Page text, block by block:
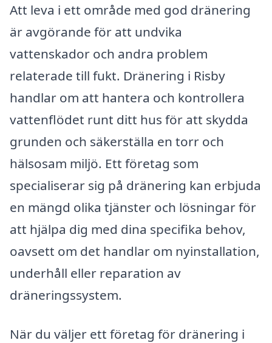
Att leva i ett område med god dränering
är avgörande för att undvika
vattenskador och andra problem
relaterade till fukt. Dränering i Risby
handlar om att hantera och kontrollera
vattenflödet runt ditt hus för att skydda
grunden och säkerställa en torr och
hälsosam miljö. Ett företag som
specialiserar sig på dränering kan erbjuda
en mängd olika tjänster och lösningar för
att hjälpa dig med dina specifika behov,
oavsett om det handlar om nyinstallation,
underhåll eller reparation av
dräneringssystem.
När du väljer ett företag för dränering i